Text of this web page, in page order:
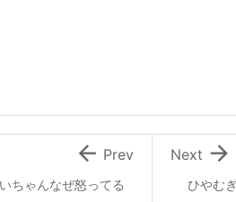
ひやむ

Next
ちゃんなぜ怒ってる
 Prev